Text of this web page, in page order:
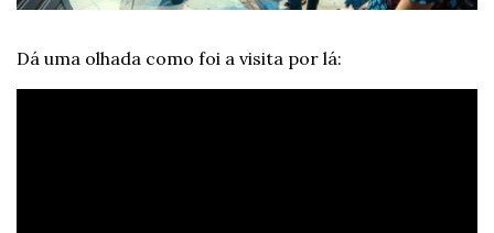
Dá uma olhada como foi a visita por lá: